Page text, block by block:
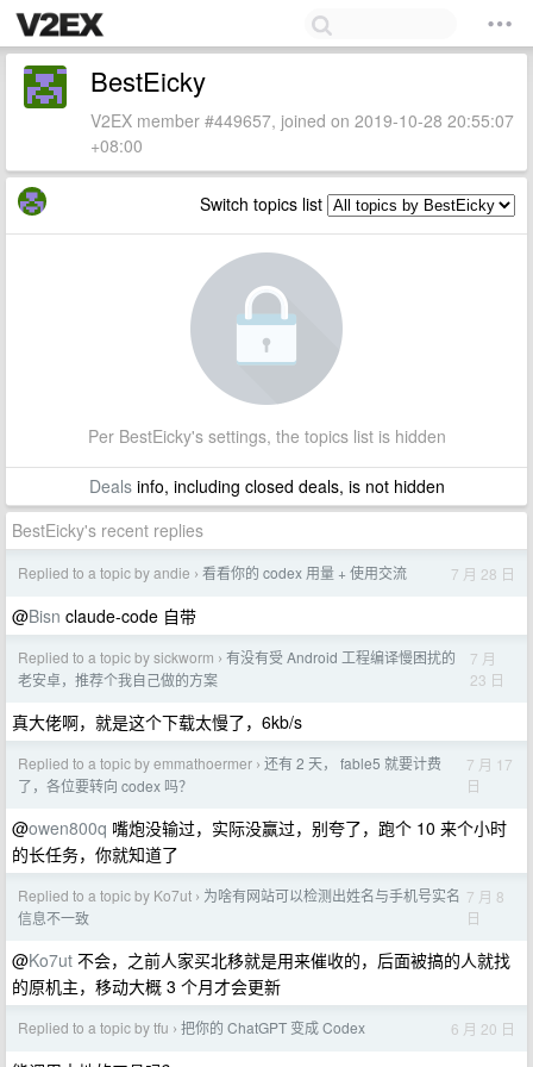
BestEicky
V2EX member #449657, joined on 2019-10-28 20:55:07
+08:00
Switch topics list
Per BestEicky's settings, the topics list is hidden
Dealsinfo, including closed deals, is not hidden
BestEicky's recent replies
Replied to a topic by andie › 看看你的 codex 用量 + 使用交流 7 月 28 日
@Bisn claude-code 自带
Replied to a topic by sickworm › 有没有受 Android 工程编译慢困扰的
老安卓，推荐个我自己做的方案
7 月
23 日
真大佬啊，就是这个下载太慢了，6kb/s
Replied to a topic by emmathoermer › 还有 2 天， fable5 就要计费
了，各位要转向 codex 吗？
7 月 17
日
@owen800q 嘴炮没输过，实际没赢过，别夸了，跑个 10 来个小时
的长任务，你就知道了
Replied to a topic by Ko7ut › 为啥有网站可以检测出姓名与手机号实名
信息不一致
7 月 8
日
@Ko7ut 不会，之前人家买北移就是用来催收的，后面被搞的人就找
的原机主，移动大概 3 个月才会更新
Replied to a topic by tfu › 把你的 ChatGPT 变成 Codex 6 月 20 日